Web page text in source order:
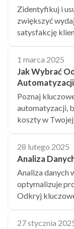
Zidentyfikuj i
zwiększyć
satysfakcję
1 marca 2025
Jak Wybrać
Poznaj
automatyzacji,
koszty w
28 lutego 2025
Analiza
Analiza danych
optymalizuje
Odkryj
27 stycznia